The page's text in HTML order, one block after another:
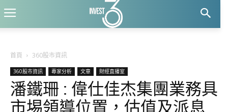
首頁 360股市資訊
360股市資訊 專家分析 文章 財經直播室
潘鐵珊 : 偉仕佳杰集團業務具
市埸領導位置，估值及派息